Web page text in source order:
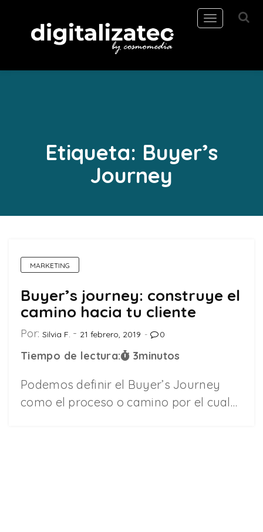
Toggle
navigation
Etiqueta: Buyer’s
Journey
MARKETING
Buyer’s journey: construye el
camino hacia tu cliente
Por: Silvia F. 21 febrero, 2019 0
Tiempo de lectura: 3minutos
Podemos definir el Buyer’s Journey
como el proceso o camino por el cual…